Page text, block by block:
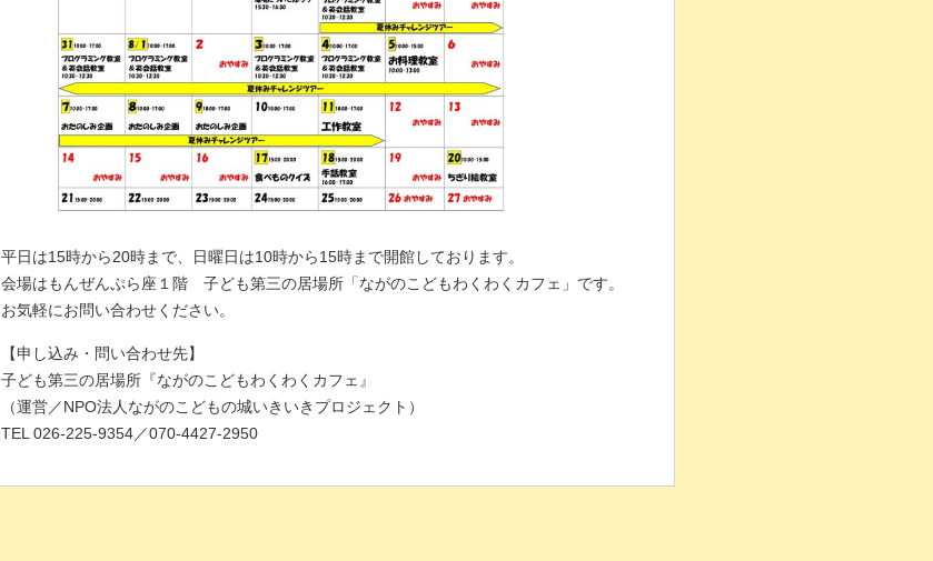
平日は15時から20時まで、日曜日は10時から15時まで開館しております。
会場はもんぜんぷら座１階 子ども第三の居場所「ながのこどもわくわくカフェ」です。
お気軽にお問い合わせください。
【申し込み・問い合わせ先】
子ども第三の居場所『ながのこどもわくわくカフェ』
（運営／NPO法人ながのこどもの城いきいきプロジェクト）
TEL 026-225-9354／070-4427-2950